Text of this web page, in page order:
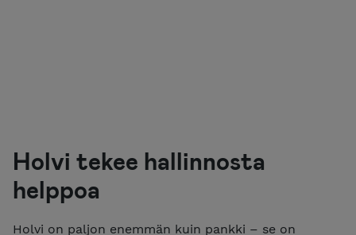
Holvi tekee hallinnosta
helppoa
Holvi on paljon enemmän kuin pankki – se on